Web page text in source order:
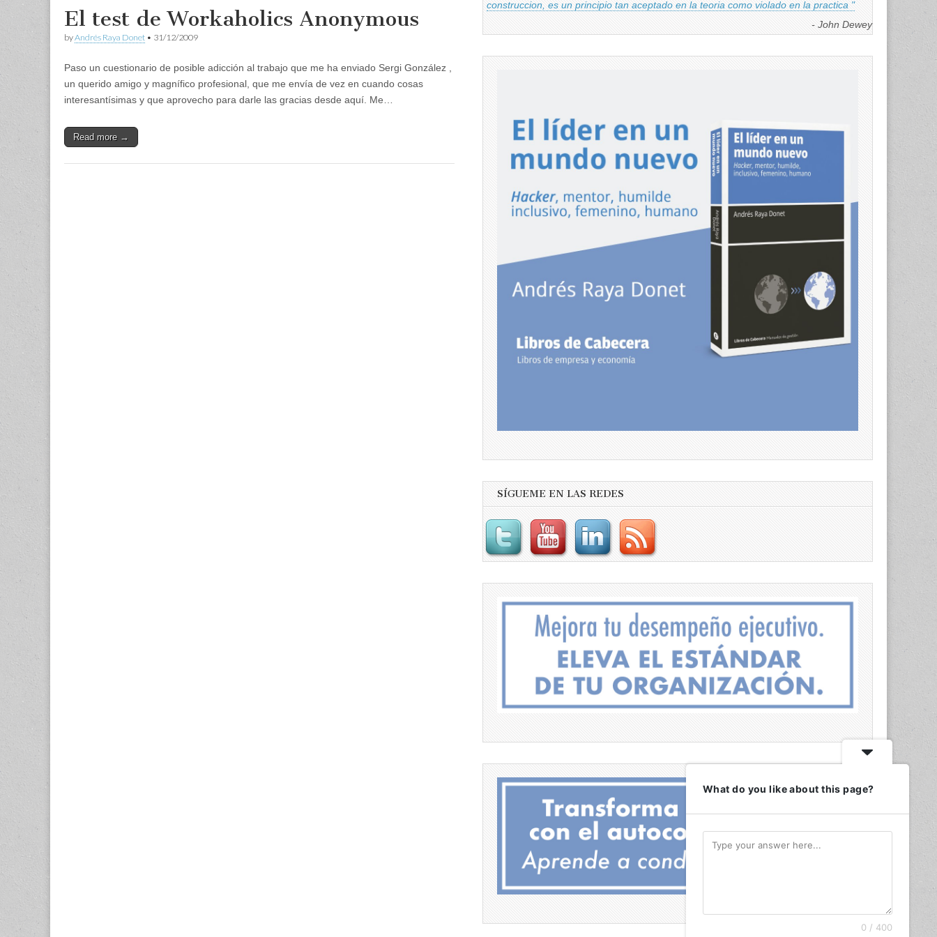
El test de Workaholics Anonymous
byAndrés Raya Donet • 31/12/2009
Paso un cuestionario de posible adicción al trabajo que me ha enviado Sergi González ,
un querido amigo y magnífico profesional, que me envía de vez en cuando cosas
interesantísimas y que aprovecho para darle las gracias desde aquí. Me…
Read more →
construccion, es un principio tan aceptado en la teoria como violado en la practica "
- John Dewey
SÍGUEME EN LAS REDES
What do you like about this page?
0 / 400